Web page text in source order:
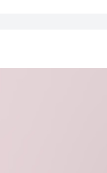
對此深表遺憾